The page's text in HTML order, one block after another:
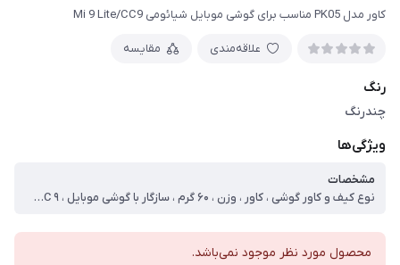
کاور مدل PK05 مناسب برای گوشی موبایل شیائومی Mi 9 Lite/CC9
علاقه‌مندی مقایسه
رنگ
چندرنگ
ویژگی‌ها
مشخصات
نوع کیف و کاور گوشی ، کاور ، وزن ، ۶۰ گرم ، سازگار با گوشی موبایل ، Xiaomi Mi ۹ Lite/Mi CC ۹ ، ساختار ، مات ، سطح پوشش ، قاب پشتی ، لبه بالایی ، لبه پایینی ، لبه چپ ، لبه راست ، حفاظت از دکمه‌ها
محصول مورد نظر موجود نمی‌باشد.